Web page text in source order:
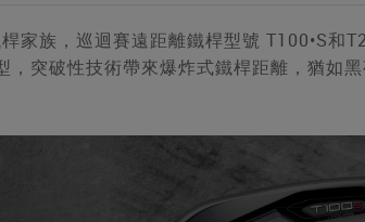
家族，巡迴賽遠距離鐵桿型號 T100•S和
，突破性技術帶來爆炸式鐵桿距離，猶如